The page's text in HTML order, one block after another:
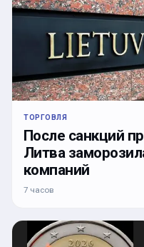
ТОРГОВЛЯ
После санкций
Литва
компаний
7 часов